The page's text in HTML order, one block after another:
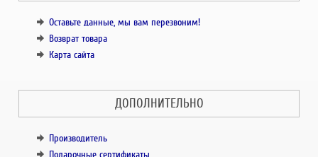
Оставьте данные, мы вам перезвоним!
Возврат товара
Карта сайта
ДОПОЛНИТЕЛЬНО
Производитель
Подарочные сертификаты